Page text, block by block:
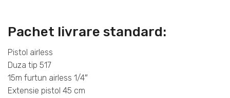
Pachet livrare standard:
Pistol airless
Duza tip 517
15m furtun airless 1/4″
Extensie pistol 45 cm